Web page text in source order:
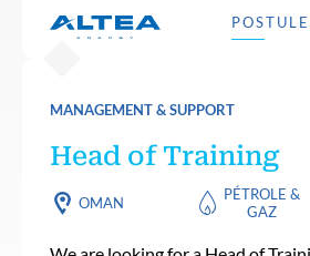
MANAGEMENT & SUPPORT
Head of Training
OMAN
PÉTROLE &
GAZ